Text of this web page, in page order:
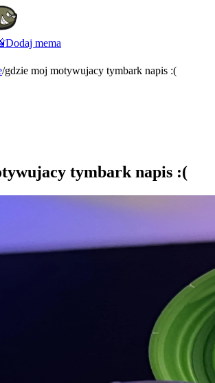
Dodaj mema
/gdzie moj motywujacy tymbark napis :(
tymbark napis :(